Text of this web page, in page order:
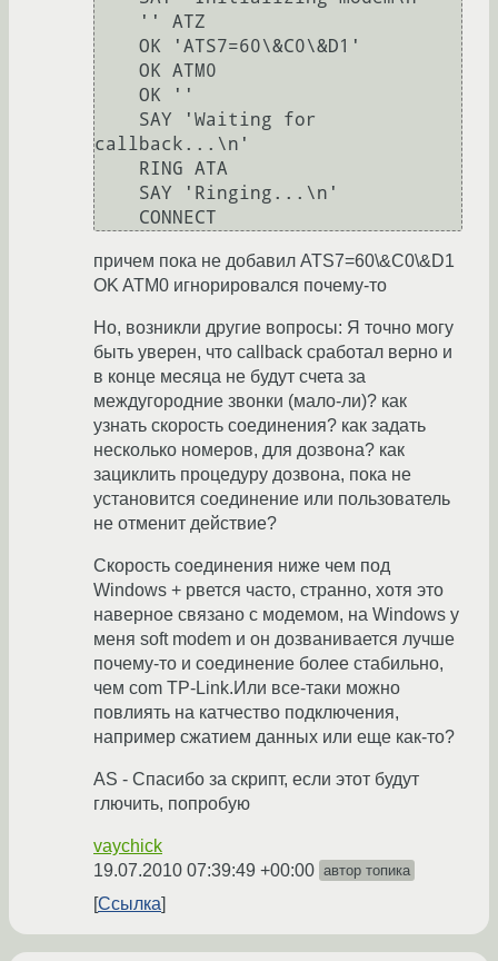
callback...\n'
причем пока не добавил ATS7=60\&C0\&D1
OK ATM0 игнорировался почему-то
Но, возникли другие вопросы: Я точно могу
быть уверен, что callback сработал верно и
в конце месяца не будут счета за
междугородние звонки (мало-ли)? как
узнать скорость соединения? как задать
несколько номеров, для дозвона? как
зациклить процедуру дозвона, пока не
установится соединение или пользователь
не отменит действие?
Скорость соединения ниже чем под
Windows + рвется часто, странно, хотя это
наверное связано с модемом, на Windows у
меня soft modem и он дозванивается лучше
почему-то и соединение более стабильно,
чем com TP-Link.Или все-таки можно
повлиять на катчество подключения,
например сжатием данных или еще как-то?
AS - Спасибо за скрипт, если этот будут
глючить, попробую
vaychick
19.07.2010 07:39:49 +00:00 автор топика
Ссылка